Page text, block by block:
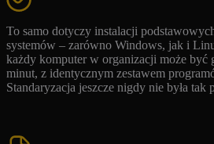
To samo dotyczy instalacji
systemów – zarówno Windows, jak i
każdy komputer w organizacji może
minut, z identycznym zestawem
Standaryzacja jeszcze nigdy nie była tak